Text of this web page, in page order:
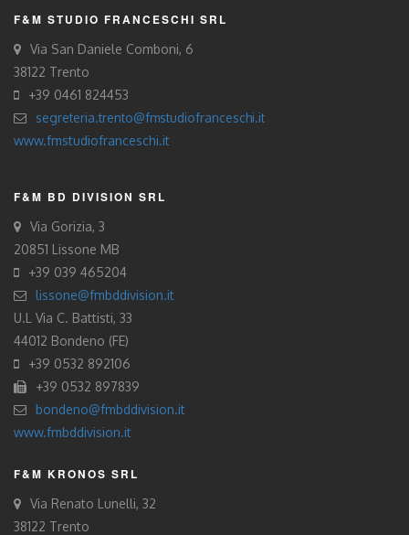
F&M STUDIO FRANCESCHI SRL
Via San Daniele Comboni, 6
38122 Trento
+39 0461 824453
segreteria.trento@fmstudiofranceschi.it
www.fmstudiofranceschi.it
F&M BD DIVISION SRL
Via Gorizia, 3
20851 Lissone MB
+39 039 465204
lissone@fmbddivision.it
U.L Via C. Battisti, 33
44012 Bondeno (FE)
+39 0532 892106
+39 0532 897839
bondeno@fmbddivision.it
www.fmbddivision.it
F&M KRONOS SRL
Via Renato Lunelli, 32
38122 Trento